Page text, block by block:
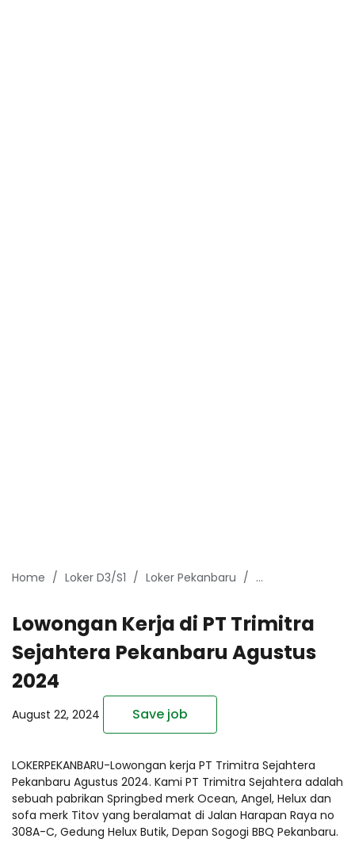
Home Loker D3/S1 Loker Pekanbaru Lowongan Kerja
Lowongan Kerja di PT Trimitra
Sejahtera Pekanbaru Agustus
2024
August 22, 2024 Save job
LOKERPEKANBARU-Lowongan kerja PT Trimitra Sejahtera
Pekanbaru Agustus 2024. Kami PT Trimitra Sejahtera adalah
sebuah pabrikan Springbed merk Ocean, Angel, Helux dan
sofa merk Titov yang beralamat di Jalan Harapan Raya no
308A-C, Gedung Helux Butik, Depan Sogogi BBQ Pekanbaru.